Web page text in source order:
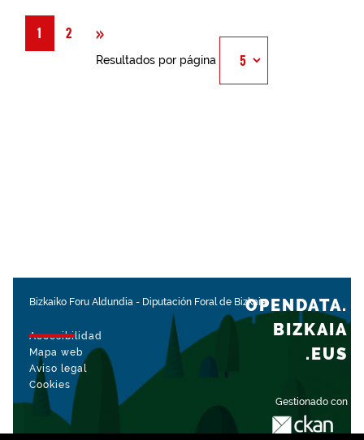
1 2 »
Resultados por página
Bizkaiko Foru Aldundia - Diputación Foral de Bizkaia
Accesibilidad
Mapa web
Aviso legal
Cookies
Gestionado con
OPENDATA.
BIZKAIA
.EUS